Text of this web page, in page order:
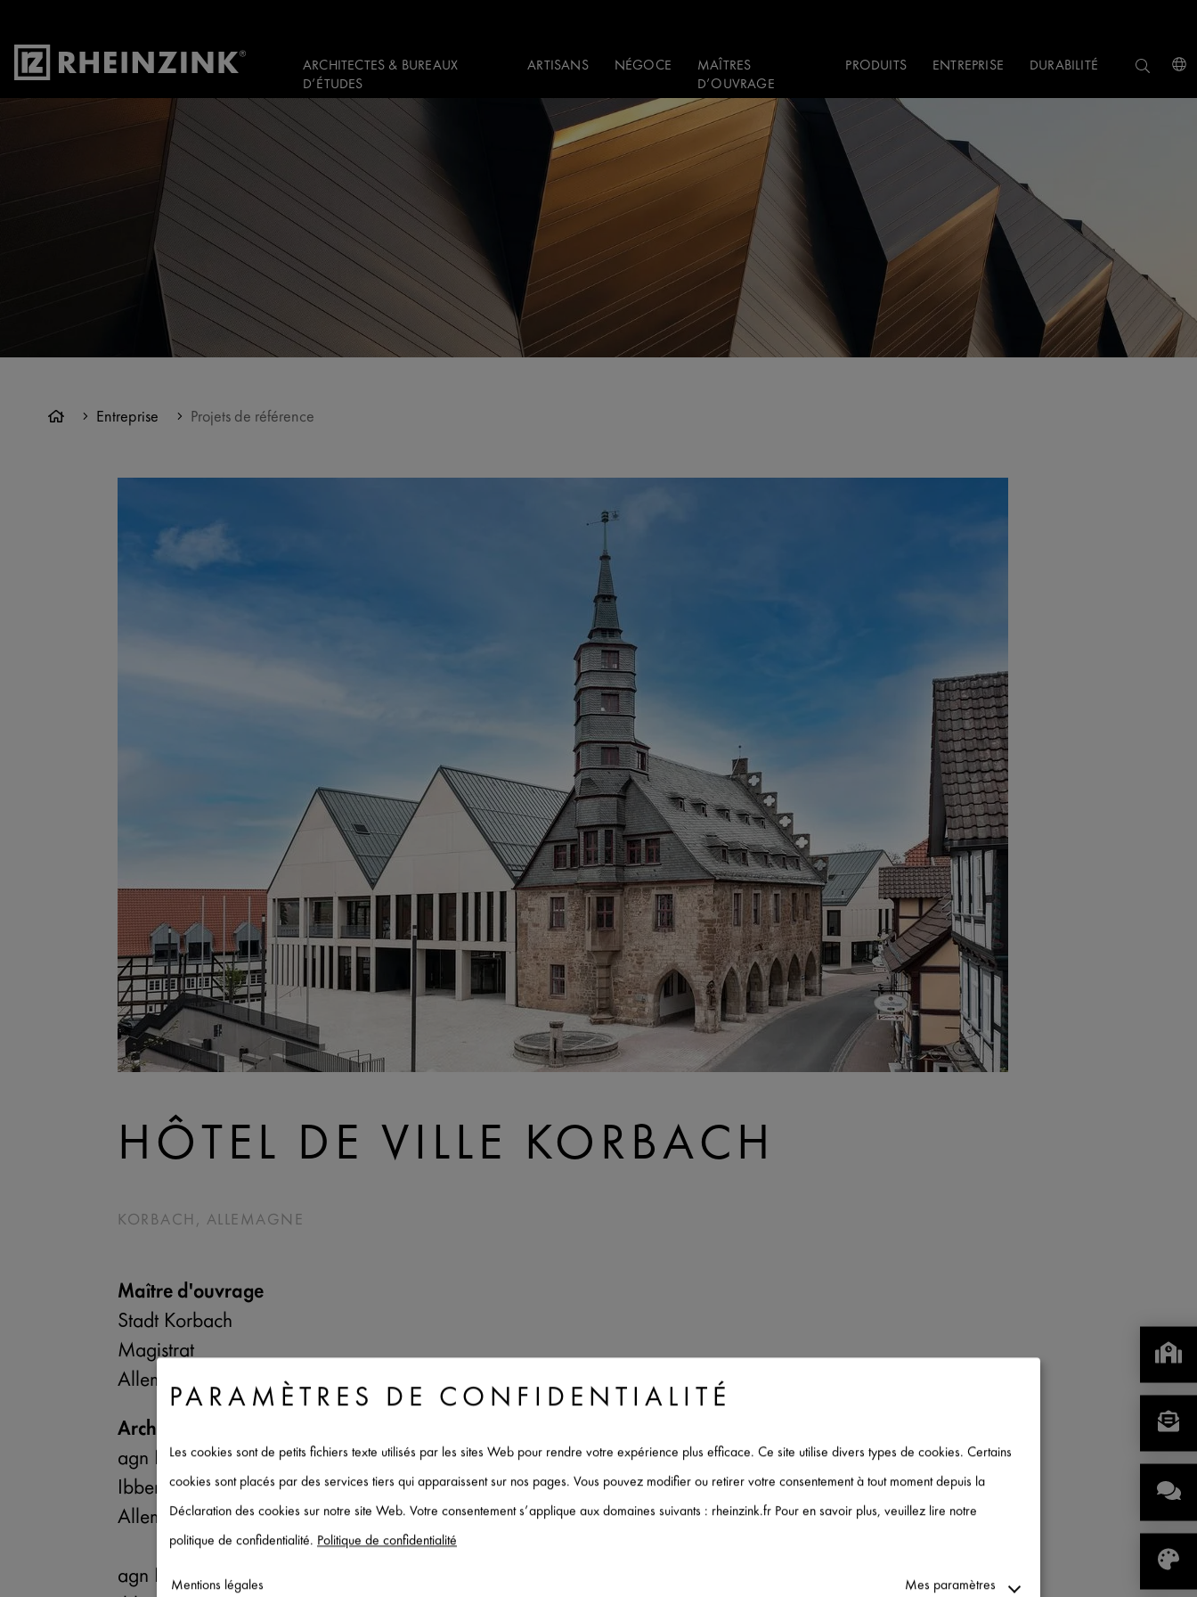
ARCHITECTES & BUREAUX
D’ÉTUDES
ARTISANS NÉGOCE
MAÎTRES
D’OUVRAGE
PRODUITS ENTREPRISE DURABILITÉ
Entreprise Projets de référence
HÔTEL DE VILLE KORBACH
KORBACH, ALLEMAGNE
Maître d'ouvrage
Stadt Korbach
Magistrat
Allemagne
Architecte
agn Niederberghaus & Partner GmbH
Ibbenbüren
Allemagne
agn Niederberghaus & Partner GmbH
PARAMÈTRES DE CONFIDENTIALITÉ
Les cookies sont de petits fichiers texte utilisés par les sites Web pour rendre votre expérience plus efficace. Ce site utilise divers types de cookies. Certains
cookies sont placés par des services tiers qui apparaissent sur nos pages. Vous pouvez modifier ou retirer votre consentement à tout moment depuis la
Déclaration des cookies sur notre site Web. Votre consentement s’applique aux domaines suivants : rheinzink.fr Pour en savoir plus, veuillez lire notre
politique de confidentialité. Politique de confidentialité
Mentions légales Mes paramètres